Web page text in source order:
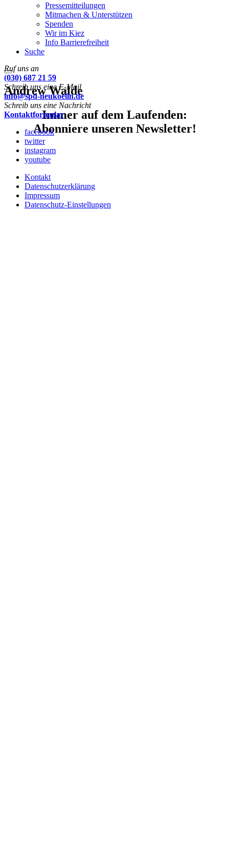
Pressemitteilungen
Mitmachen & Unterstützen
Spenden
Wir im Kiez
Info Barrierefreiheit
Suche
Menu
Andrew Walde
Immer auf dem Laufenden:
Abonniere unseren Newsletter!
Ruf uns an
(030) 687 21 59
Schreib uns eine E-Mail
info@spd-neukoelln.de
Schreib uns eine Nachricht
Kontaktformular
facebook
twitter
instagram
youtube
Kontakt
Datenschutzerklärung
Impressum
Datenschutz-Einstellungen